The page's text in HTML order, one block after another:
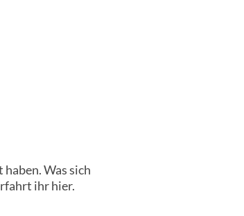
Was sich
ihr hier.